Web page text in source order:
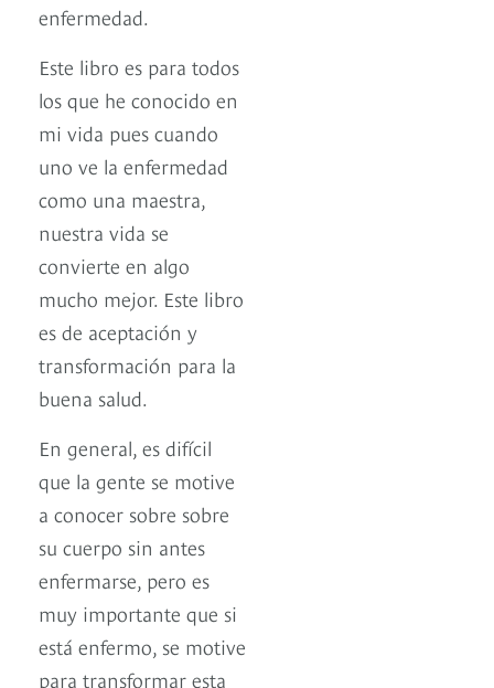
enfermedad.
Este libro es para todos
los que he conocido en
mi vida pues cuando
uno ve la enfermedad
como una maestra,
nuestra vida se
convierte en algo
mucho mejor. Este libro
es de aceptación y
transformación para la
buena salud.
En general, es difícil
que la gente se motive
a conocer sobre sobre
su cuerpo sin antes
enfermarse, pero es
muy importante que si
está enfermo, se motive
para transformar esta